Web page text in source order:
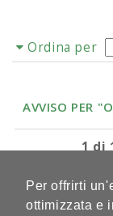
Per offrirti
ottimizzata e
Ordina per
1 di